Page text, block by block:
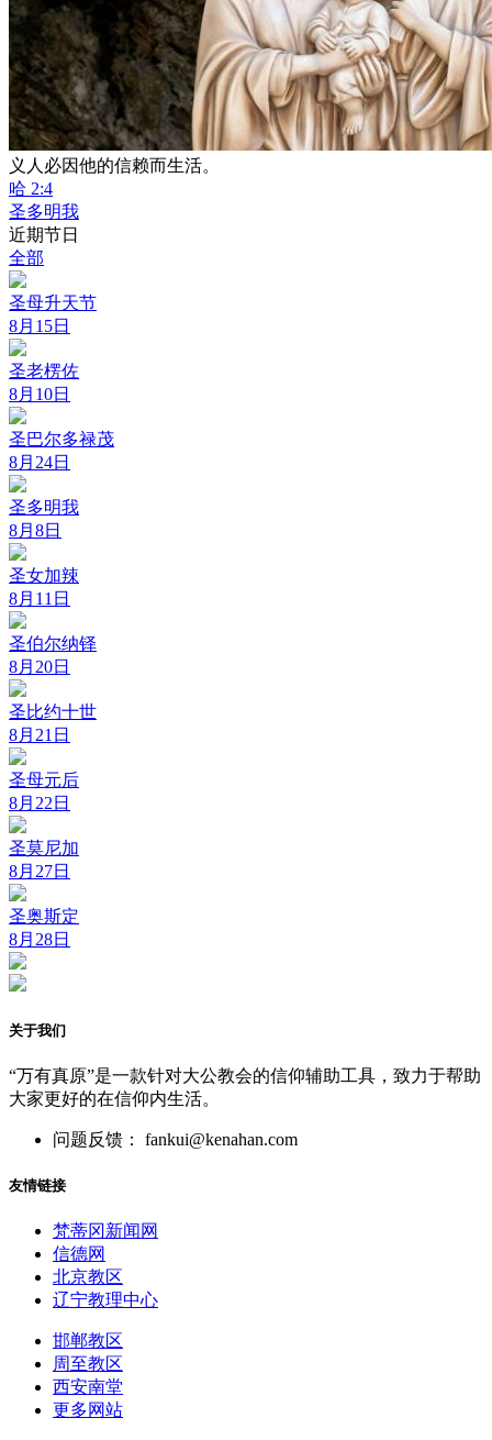
义人必因他的信赖而生活。
哈 2:4
圣多明我
近期节日
全部
圣母升天节
8月15日
圣老楞佐
8月10日
圣巴尔多禄茂
8月24日
圣多明我
8月8日
圣女加辣
8月11日
圣伯尔纳铎
8月20日
圣比约十世
8月21日
圣母元后
8月22日
圣莫尼加
8月27日
圣奥斯定
8月28日
关于我们
“万有真原”是一款针对大公教会的信仰辅助工具，致力于帮助
大家更好的在信仰内生活。
问题反馈： fankui@kenahan.com
友情链接
梵蒂冈新闻网
信德网
北京教区
辽宁教理中心
邯郸教区
周至教区
西安南堂
更多网站